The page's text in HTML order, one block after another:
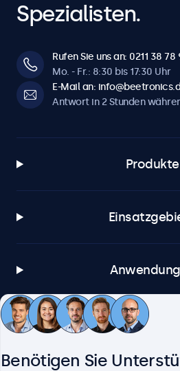
Spezialisten.
Rufen Sie uns an: 0211 38 78
Mo. - Fr.: 8:30 bis 17:30 Uhr
E-Mail an:
Antwort in 2 Stunden
Produkte
Benötigen Sie